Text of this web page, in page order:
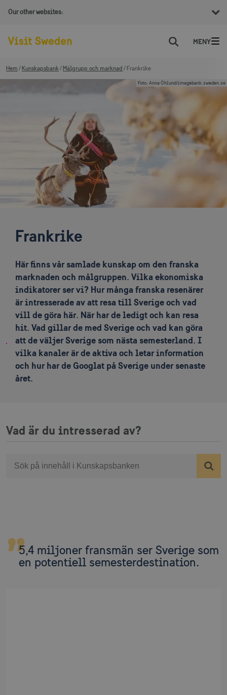
Our other websites:
Sök
Hem Kunskapsbank Målgrupp och marknad Frankrike
Foto: Anna Öhlund/imagebank.sweden.se
Frankrike
Här finns vår samlade kunskap om den franska
marknaden och målgruppen. Vilka ekonomiska
indikatorer ser vi? Hur många franska resenärer
är intresserade av att resa till Sverige och vad
vill de göra här. När har de ledigt och kan resa
hit. Vad gillar de med Sverige och vad kan göra
att de väljer Sverige som nästa semesterland. I
vilka kanaler är de aktiva och letar information
och hur har de Googlat på Sverige under senaste
året.
Vad är du intresserad av?
5,4 miljoner fransmän ser Sverige som
en potentiell semesterdestination.